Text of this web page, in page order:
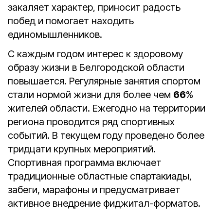
закаляет характер, приносит радость
побед и помогает находить
единомышленников.
С каждым годом интерес к здоровому
образу жизни в Белгородской области
повышается. Регулярные занятия спортом
стали нормой жизни для более чем 66%
жителей области. Ежегодно на территории
региона проводится ряд спортивных
событий. В текущем году проведено более
тридцати крупных мероприятий.
Спортивная программа включает
традиционные областные спартакиады,
забеги, марафоны и предусматривает
активное внедрение фиджитал-форматов.